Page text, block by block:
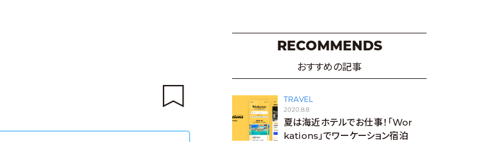
RECOMMENDS
おすすめの記事
TRAVEL
2020.8.8
夏は海近ホテルでお仕事！「Wor
kations」でワーケーション宿泊